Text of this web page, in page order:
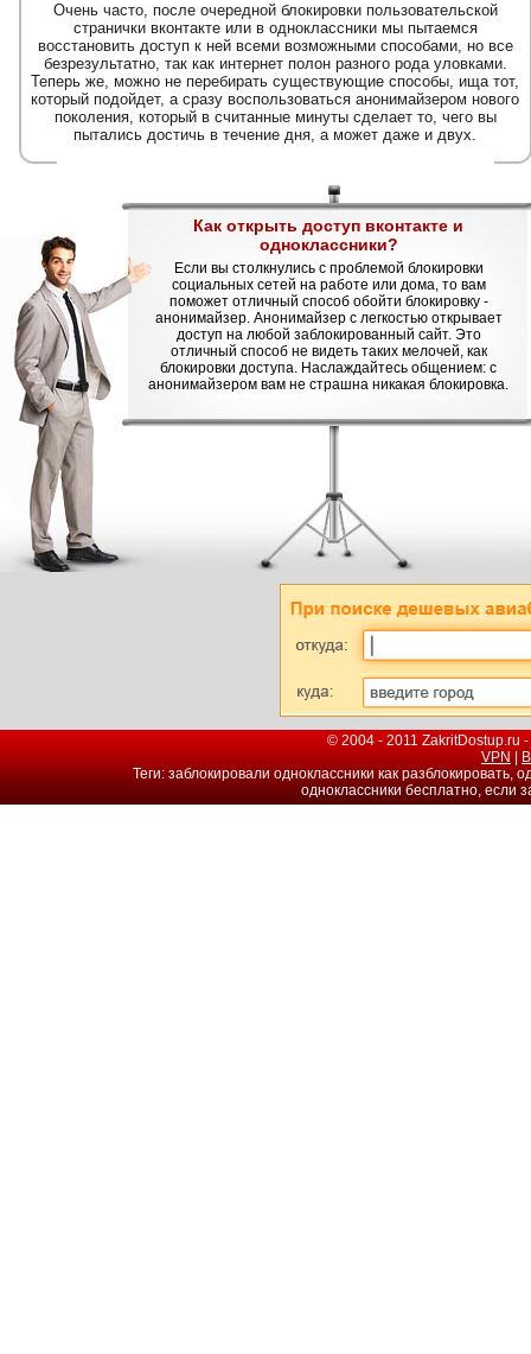
Очень часто, после очередной блокировки пользовательской
странички вконтакте или в одноклассники мы пытаемся
восстановить доступ к ней всеми возможными способами, но все
безрезультатно, так как интернет полон разного рода уловками.
Теперь же, можно не перебирать существующие способы, ища тот,
который подойдет, а сразу воспользоваться анонимайзером нового
поколения, который в считанные минуты сделает то, чего вы
пытались достичь в течение дня, а может даже и двух.
Как открыть доступ вконтакте и
одноклассники?
Если вы столкнулись с проблемой блокировки
социальных сетей на работе или дома, то вам
поможет отличный способ обойти блокировку -
анонимайзер. Анонимайзер с легкостью открывает
доступ на любой заблокированный сайт. Это
отличный способ не видеть таких мелочей, как
блокировки доступа. Наслаждайтесь общением: с
анонимайзером вам не страшна никакая блокировка.
© 2004 - 2011 ZakritDostup.ru
VPN
Теги: заблокировали одноклассники как разблокировать,
одноклассники бесплатно, если